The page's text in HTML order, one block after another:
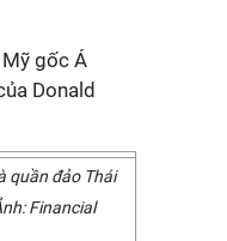
gốc Á
Donald
quần đảo Thái
Financial